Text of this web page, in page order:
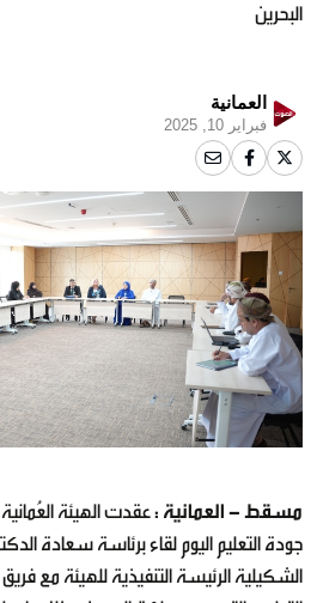
البحرين
العمانية
فبراير 10, 2025
مسقط - العمانية :عقدت الهيئة
جودة التعليم اليوم لقاء برئاسة سعادة
الشكيلية الرئيسة التنفيذية للهيئة مع